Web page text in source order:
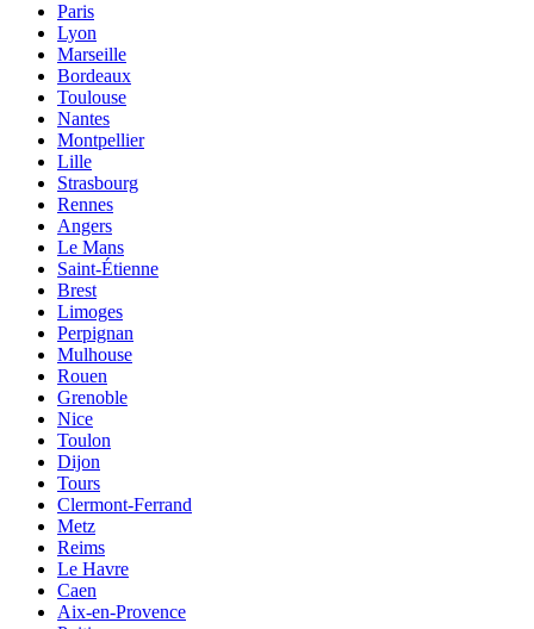
Paris
Lyon
Marseille
Bordeaux
Toulouse
Nantes
Montpellier
Lille
Strasbourg
Rennes
Angers
Le Mans
Saint-Étienne
Brest
Limoges
Perpignan
Mulhouse
Rouen
Grenoble
Nice
Toulon
Dijon
Tours
Clermont-Ferrand
Metz
Reims
Le Havre
Caen
Aix-en-Provence